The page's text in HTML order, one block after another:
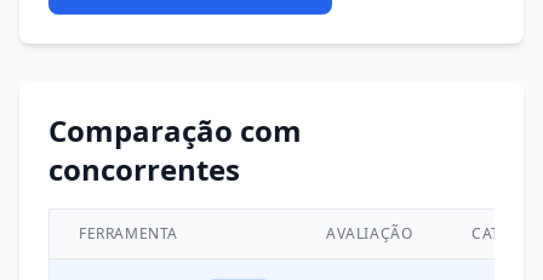
Comparação com
concorrentes
FERRAMENTA AVALIAÇÃO